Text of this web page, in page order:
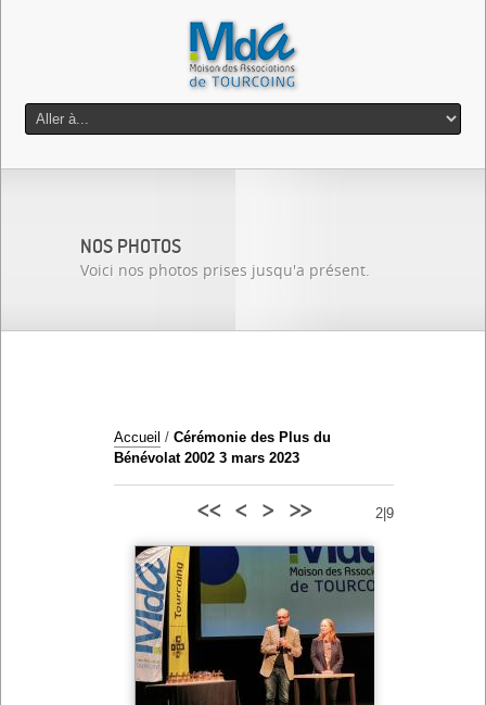
NOS PHOTOS
Voici nos photos prises jusqu'a présent.
Accueil / Cérémonie des Plus du
Bénévolat 2002 3 mars 2023
2|9
<< < > >>